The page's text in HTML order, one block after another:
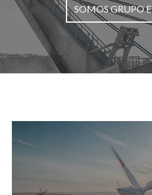
SOMOS GRUPO
SOMOS GRUPO